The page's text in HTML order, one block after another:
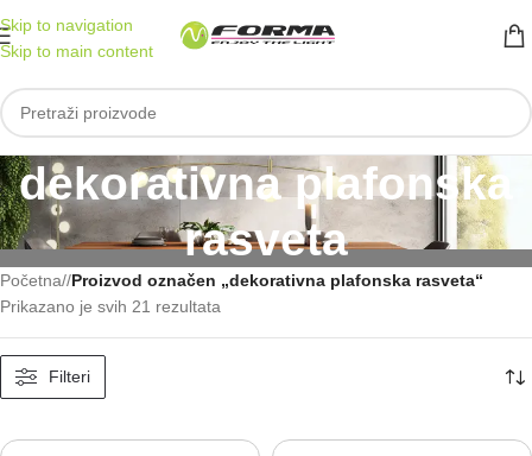
Skip to navigation
Skip to main content
dekorativna plafonska
rasveta
Početna/ Proizvod označen „dekorativna plafonska rasveta“
Prikazano je svih 21 rezultata
Filteri